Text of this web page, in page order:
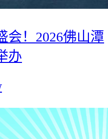
会！2026佛山潭
办